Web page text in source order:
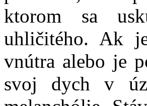
ktorom sa
uhličitého. Ak
vnútra alebo je
svoj dych v